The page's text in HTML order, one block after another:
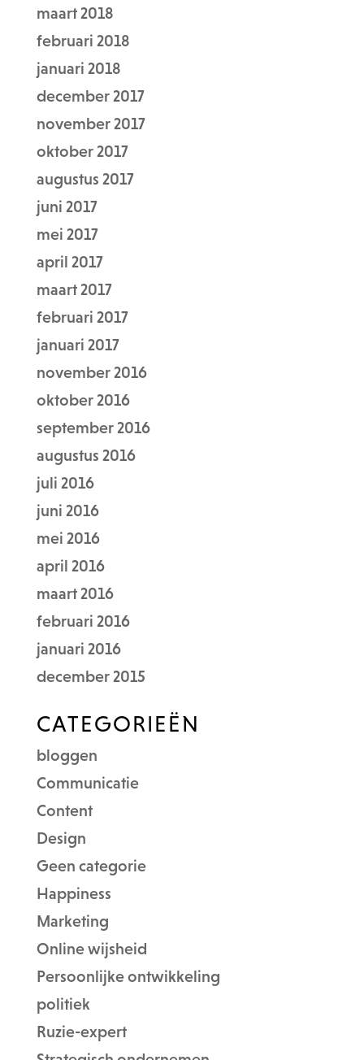
maart 2018
februari 2018
januari 2018
december 2017
november 2017
oktober 2017
augustus 2017
juni 2017
mei 2017
april 2017
maart 2017
februari 2017
januari 2017
november 2016
oktober 2016
september 2016
augustus 2016
juli 2016
juni 2016
mei 2016
april 2016
maart 2016
februari 2016
januari 2016
december 2015
CATEGORIEËN
bloggen
Communicatie
Content
Design
Geen categorie
Happiness
Marketing
Online wijsheid
Persoonlijke ontwikkeling
politiek
Ruzie-expert